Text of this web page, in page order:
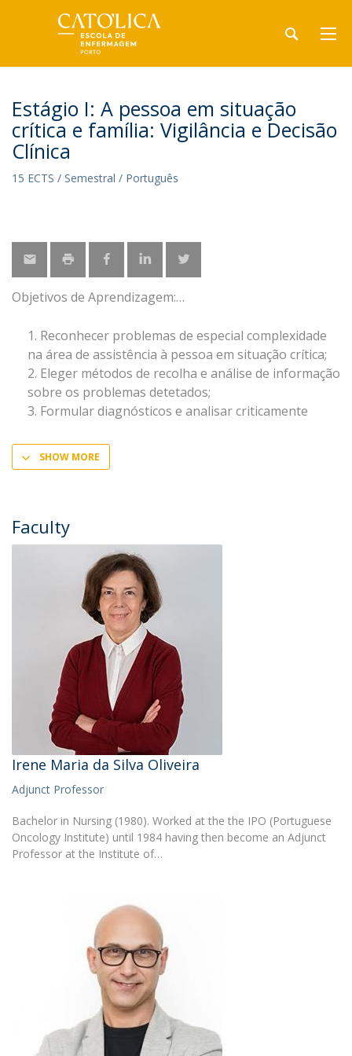
Estágio I: A pessoa em situação
crítica e família: Vigilância e Decisão
Clínica
15 ECTS / Semestral / Português
Objetivos de Aprendizagem:
Reconhecer problemas de especial complexidade
na área de assistência à pessoa em situação crítica;
Eleger métodos de recolha e análise de informação
sobre os problemas detetados;
Formular diagnósticos e analisar criticamente
SHOW MORE
Faculty
Irene Maria da Silva Oliveira
Adjunct Professor
Bachelor in Nursing (1980). Worked at the the IPO (Portuguese
Oncology Institute) until 1984 having then become an Adjunct
Professor at the Institute of…